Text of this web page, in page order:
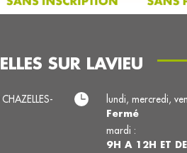
SUR LAVIEU
lundi, mercredi,
Fermé
mardi :
9H A 12H ET